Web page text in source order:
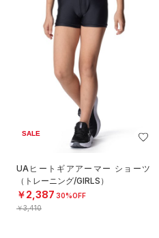
SALE
UAヒートギアアーマー ショーツ
（トレーニング/GIRLS）
￥2,387 30%OFF
￥3,410